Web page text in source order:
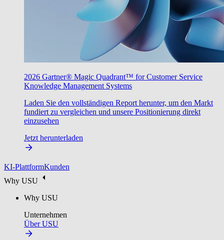
2026 Gartner® Magic Quadrant™ for Customer Service
Knowledge Management Systems
Laden Sie den vollständigen Report herunter, um den Markt
fundiert zu vergleichen und unsere Positionierung direkt
einzusehen
Jetzt herunterladen
KI-PlattformKunden
Why USU
Why USU
Unternehmen
Über USU